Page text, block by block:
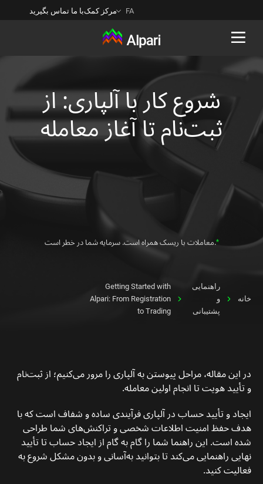
FA مرکز کمکبا ما تماس بگیرید
شروع کار با آلپاری: از
ثبت‌نام تا آغاز معامله
خانه
راهنمایی
و
پشتیبانی
Getting Started with
Alpari: From Registration
to Trading
*.معاملات با ریسک همراه است. سرمایه شما در خطر است
در این مقاله، مراحل پیوستن به آلپاری را مرور می‌کنیم؛ از ثبت‌نام
و تأیید هویت تا انجام اولین معامله.
ایجاد و تأیید حساب در آلپاری فرآیندی ساده و شفاف است که با
هدف حفظ امنیت اطلاعات شخصی و تراکنش‌های شما طراحی
شده است. این راهنما شما را گام به گام از ایجاد حساب تا تأیید
نهایی راهنمایی می‌کند تا بتوانید به‌آسانی و بدون مشکل شروع به
فعالیت کنید.